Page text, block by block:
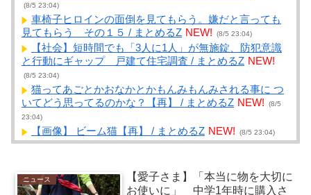
(8/5 23:04)
車椅子ヒロインの面倒を見てもらう。嫌だと言っても
見てもらう その１５ / まとめるZ NEW! (8/5 23:04)
【社会】短時間でも「3人に1人」が無施錠、防犯意識
と行動にギャップ 戸建て住宅調査 / まとめるZ NEW!
(8/5 23:04)
猫ってあごとかおなかとかもんみもんみされる事に つ
いてどう思ってるのかな？【再】 / まとめるZ NEW!
(8/5
23:04)
【画像】 ビーム猫【再】 / まとめるZ NEW! (8/5 23:04)
【プロ野球】今年のドラフトの目玉が動く！最速152キ
アンテナ！ NEW! (8/5 22:48)
【動画】アメリカ人「これは親子のスキンシップを超
ニュース
【愛子さま】「本当に物を大切に
お使いに」 中学1年時に購入さ